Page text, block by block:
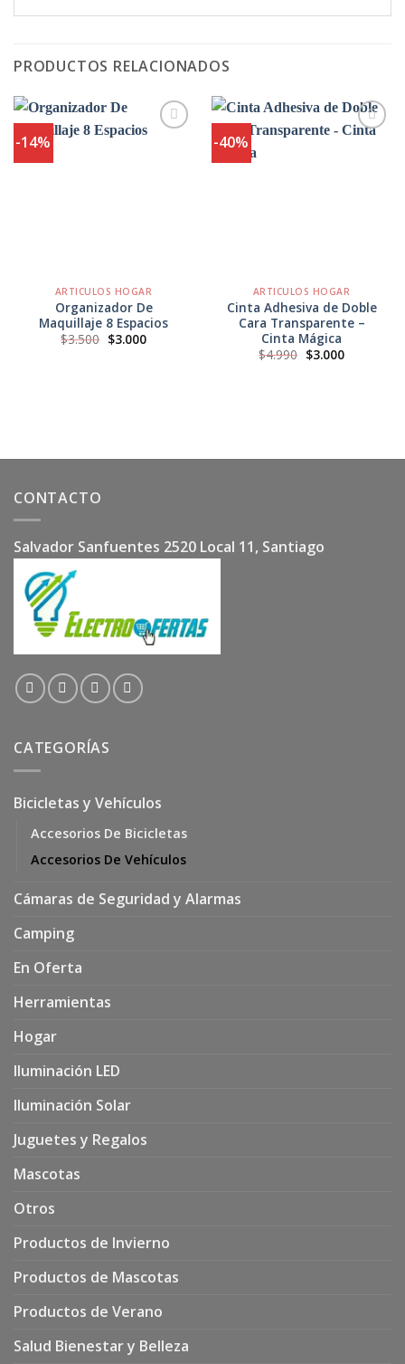
PRODUCTOS RELACIONADOS
-14%
ARTICULOS HOGAR
Organizador De
Maquillaje 8 Espacios
$3.500 El
precio
$3.000El
precio
-40%
ARTICULOS HOGAR
Cinta Adhesiva de Doble
Cara Transparente –
Cinta Mágica
$4.990 El
precio
$3.000El
precio
CONTACTO
Salvador Sanfuentes 2520 Local 11, Santiago
CATEGORÍAS
Bicicletas y Vehículos
Accesorios De Bicicletas
Accesorios De Vehículos
Cámaras de Seguridad y Alarmas
Camping
En Oferta
Herramientas
Hogar
Iluminación LED
Iluminación Solar
Juguetes y Regalos
Mascotas
Otros
Productos de Invierno
Productos de Mascotas
Productos de Verano
Salud Bienestar y Belleza